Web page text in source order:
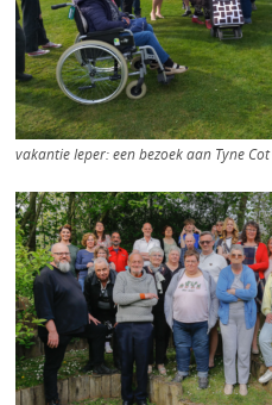
vakantie Ieper: een bezoek aan Tyne Cot